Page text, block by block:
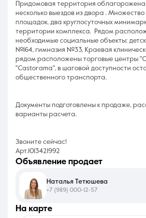
Придомовая территория
несколько выездов из двора . Множество
площадок, два круглосуточных
территории комплекса. Рядом
необходимые социальные объекты:
№164, гимназия №33, Краевая
рядом расположены торговые центры
"Castorama", в шаговой доступности
общественного транспорта.
Документы подготовлены к продаже,
варианты расчета.
Звоните сейчас!
Арт.1013421992
на карте
объявление продает
Наталья Тетюшева
+7 (989) 000-12-57